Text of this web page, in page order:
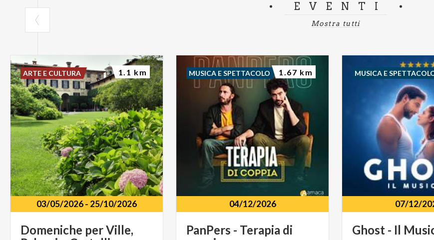
EVENTI
Mostra tutti
03/05/2026- 25/10/2026
Domeniche perVille,
ARTE E CULTURA 1.1 km
04/12/2026
PanPers - Terapia di
MUSICA E SPETTACOLO 1.67 km
07/12/
Ghost - Il
MUSICA E